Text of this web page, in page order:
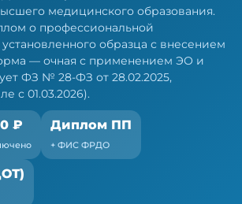
медицинского образования.
о профессиональной
образца с внесением
— очная с применением ЭО и
ФЗ № 28-ФЗ от 28.02.2025,
с 01.03.2026).
₽ Диплом ПП
+ ФИС ФРДО